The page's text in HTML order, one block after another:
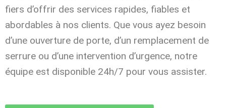
fiers d’offrir des services rapides, fiables et
abordables à nos clients. Que vous ayez besoin
d’une ouverture de porte, d’un remplacement de
serrure ou d’une intervention d’urgence, notre
équipe est disponible 24h/7 pour vous assister.